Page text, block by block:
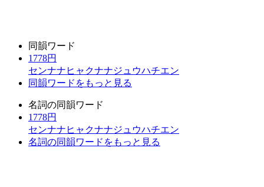
同韻ワード
1778円
センナナヒャクナナジュウハチエン
同韻ワードをもっと見る
名詞の同韻ワード
1778円
センナナヒャクナナジュウハチエン
名詞の同韻ワードをもっと見る